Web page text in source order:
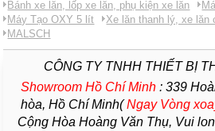
Bánh xe lăn, lốp xe lăn, phụ kiện xe lăn
Máy Tạo OXY 5 lít
Xe lăn thanh lý, xe lăn
MALSCH
CÔNG TY TNHH THIẾT BỊ
Showroom Hồ Chí Minh:339
hòa, Hồ Chí Minh(Ngay Vòng
Cộng Hòa Hoàng Văn Thụ, Vui